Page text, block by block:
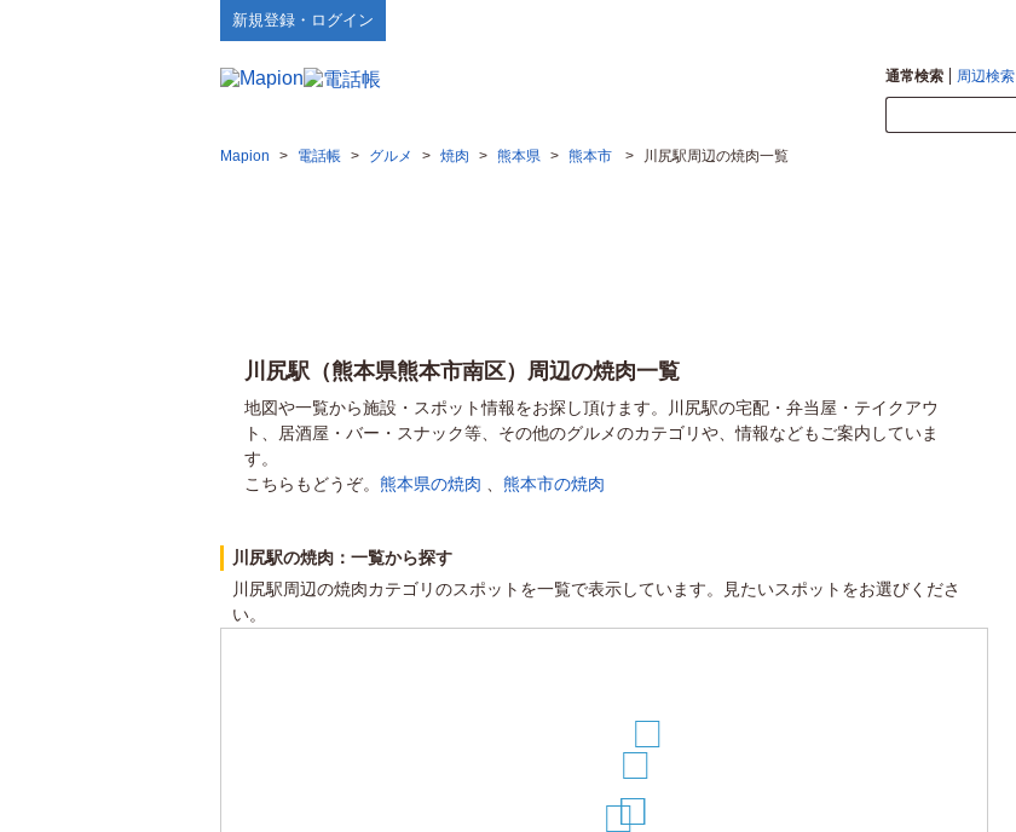
新規登録・ログイン
通常検索 周辺検索
Mapion > 電話帳 > グルメ > 焼肉 > 熊本県 > 熊本市 > 川尻駅周辺の焼肉一覧
川尻駅（熊本県熊本市南区）周辺の焼肉一覧
地図や一覧から施設・スポット情報をお探し頂けます。川尻駅の宅配・弁当屋・テイクアウ
ト、居酒屋・バー・スナック等、その他のグルメのカテゴリや、情報などもご案内していま
す。
こちらもどうぞ。 熊本県の焼肉 熊本市の焼肉
川尻駅の焼肉：一覧から探す
川尻駅周辺の焼肉カテゴリのスポットを一覧で表示しています。見たいスポットをお選びくださ
い。
1 23